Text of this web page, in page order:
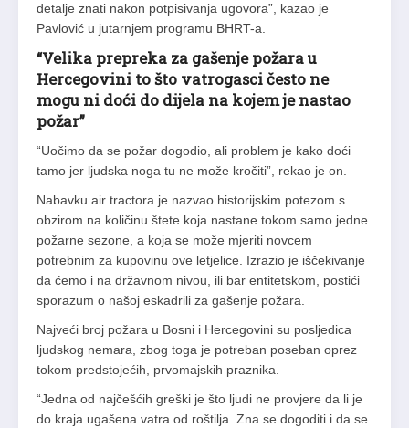
detalje znati nakon potpisivanja ugovora”, kazao je
Pavlović u jutarnjem programu BHRT-a.
“Velika prepreka za gašenje požara u
Hercegovini to što vatrogasci često ne
mogu ni doći do dijela na kojem je nastao
požar”
“Uočimo da se požar dogodio, ali problem je kako doći
tamo jer ljudska noga tu ne može kročiti”, rekao je on.
Nabavku air tractora je nazvao historijskim potezom s
obzirom na količinu štete koja nastane tokom samo jedne
požarne sezone, a koja se može mjeriti novcem
potrebnim za kupovinu ove letjelice. Izrazio je iščekivanje
da ćemo i na državnom nivou, ili bar entitetskom, postići
sporazum o našoj eskadrili za gašenje požara.
Najveći broj požara u Bosni i Hercegovini su posljedica
ljudskog nemara, zbog toga je potreban poseban oprez
tokom predstojećih, prvomajskih praznika.
“Jedna od najčešćih greški je što ljudi ne provjere da li je
do kraja ugašena vatra od roštilja. Zna se dogoditi i da se